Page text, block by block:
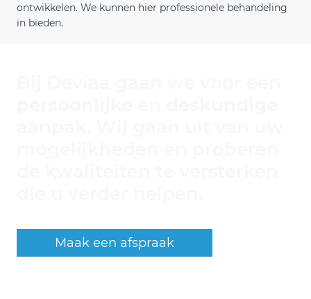
ontwikkelen. We kunnen hier professionele behandeling
in bieden.
Maak een afspraak